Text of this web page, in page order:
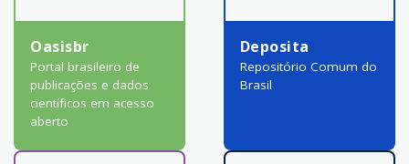
Oasisbr
Portal brasileiro de
publicações e dados
científicos em acesso
aberto
Deposita
Repositório Comum do
Brasil